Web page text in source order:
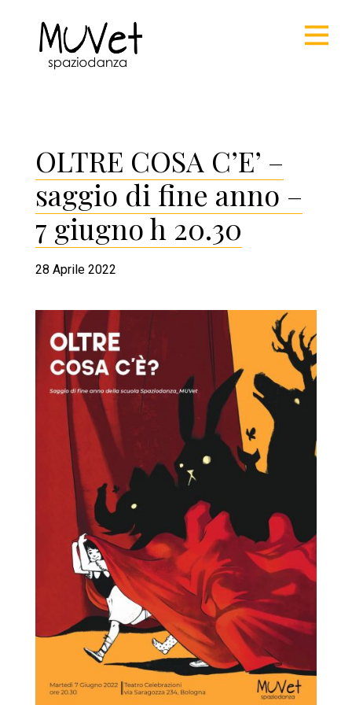
OLTRE COSA C’E’ –
saggio di fine anno –
7 giugno h 20.30
28 Aprile 2022